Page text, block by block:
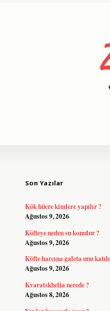
Son Yazılar
Kök hücre kimlere yapılır ?
Ağustos 9, 2026
Köfteye neden su konulur ?
Ağustos 9, 2026
Köfte harcına galeta unu
Ağustos 9, 2026
Kvaratskhelia nerede ?
Ağustos 8, 2026